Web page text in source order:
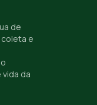
de
e
da